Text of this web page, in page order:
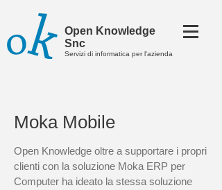
Open Knowledge
Snc
Servizi di informatica per l'azienda
Moka Mobile
Open Knowledge oltre a supportare i propri
clienti con la soluzione Moka ERP per
Computer ha ideato la stessa soluzione